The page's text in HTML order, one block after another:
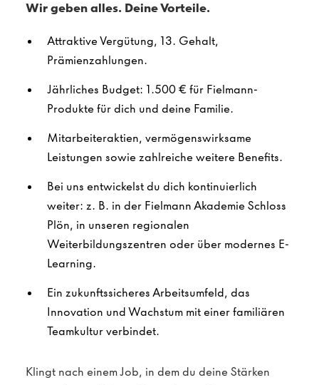
Wir geben alles. Deine Vorteile.
Attraktive Vergütung, 13. Gehalt,
Prämienzahlungen.
Jährliches Budget: 1.500 € für Fielmann-
Produkte für dich und deine Familie.
Mitarbeiteraktien, vermögenswirksame
Leistungen sowie zahlreiche weitere Benefits.
Bei uns entwickelst du dich kontinuierlich
weiter: z. B. in der Fielmann Akademie Schloss
Plön, in unseren regionalen
Weiterbildungszentren oder über modernes E-
Learning.
Ein zukunftssicheres Arbeitsumfeld, das
Innovation und Wachstum mit einer familiären
Teamkultur verbindet.
Klingt nach einem Job, in dem du deine Stärken